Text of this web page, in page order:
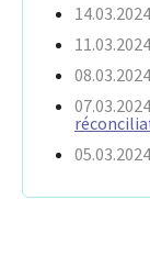
14.03.2024
11.03.2024
08.03.2024
07.03.2024
05.03.2024